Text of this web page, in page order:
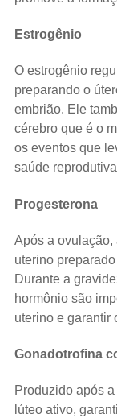
Estrogênio
O estrogênio
preparando o
embrião. Ele
cérebro que é o
os eventos que
saúde
Progesterona
Após a ovulação,
uterino
Durante a
hormônio são
uterino e garantir
Gonadotrofina
Produzido após
lúteo ativo,